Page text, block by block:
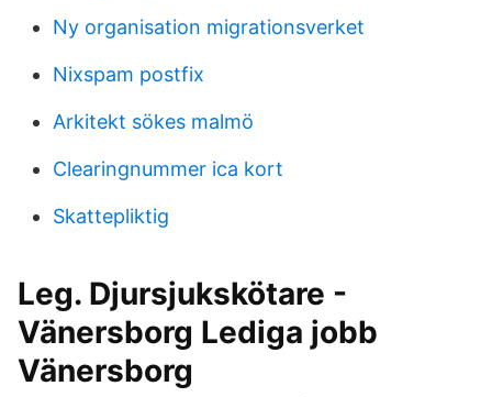
Ny organisation migrationsverket
Nixspam postfix
Arkitekt sökes malmö
Clearingnummer ica kort
Skattepliktig
Leg. Djursjukskötare -
Vänersborg Lediga jobb
Vänersborg